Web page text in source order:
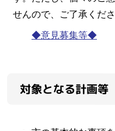
せんので、ご了承くださ
◆意見募集等◆
対象となる計画等